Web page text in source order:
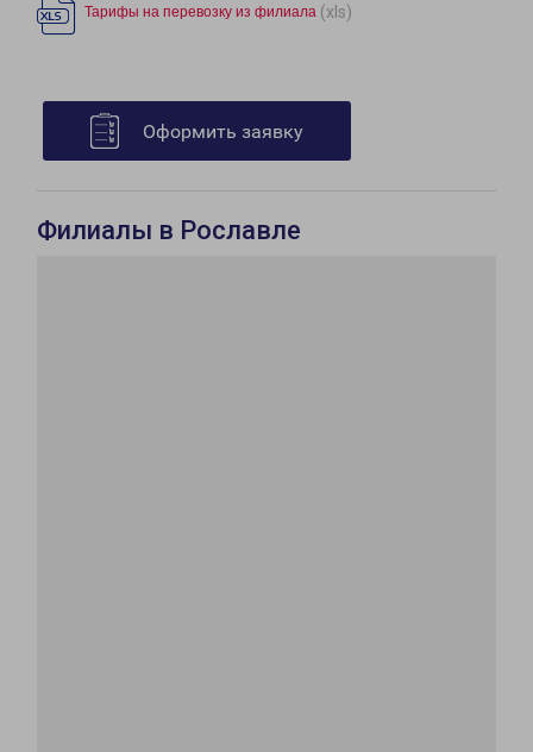
Тарифы на перевозку из филиала (xls)
Оформить заявку
Филиалы в Рославле